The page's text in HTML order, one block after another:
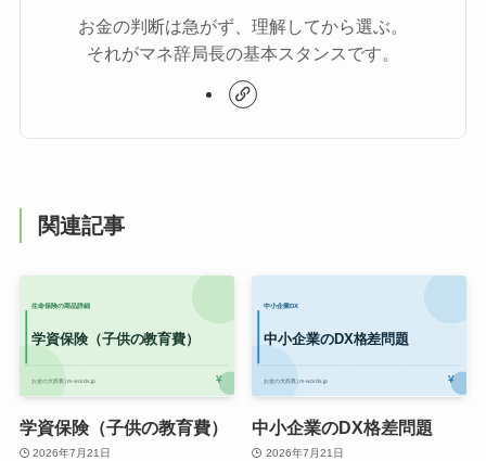
お金の判断は急がず、理解してから選ぶ。
それがマネ辞局長の基本スタンスです。
関連記事
学資保険（子供の教育費）
2026年7月21日
中小企業のDX格差問題
2026年7月21日